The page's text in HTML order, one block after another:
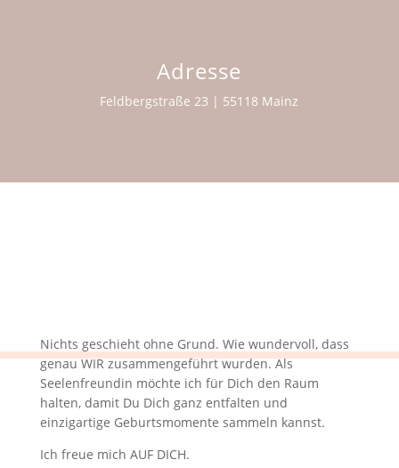
Adresse
Feldbergstraße 23 | 55118 Mainz
Nichts geschieht ohne Grund. Wie wundervoll, dass
genau WIR zusammengeführt wurden. Als
Seelenfreundin möchte ich für Dich den Raum
halten, damit Du Dich ganz entfalten und
einzigartige Geburtsmomente sammeln kannst.
Ich freue mich AUF DICH.